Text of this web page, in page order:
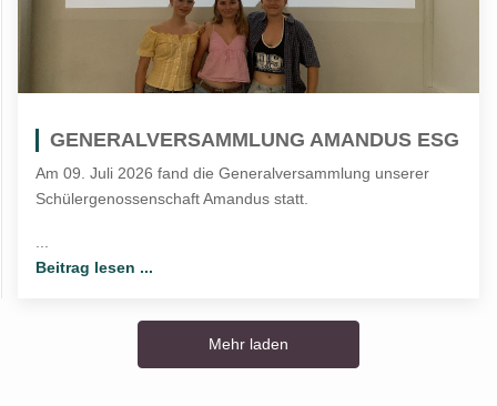
GENERALVERSAMMLUNG AMANDUS ESG
Am 09. Juli 2026 fand die Generalversammlung unserer
Schülergenossenschaft Amandus statt.
Beitrag lesen ...
Mehr laden